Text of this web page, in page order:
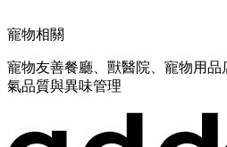
寵物相關
寵物友善餐廳、獸醫院、寵物用
氣品質與異味管理